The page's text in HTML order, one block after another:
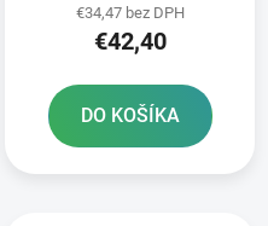
PISTON
€34,47 bez DPH
€42,40
DO KOŠÍKA